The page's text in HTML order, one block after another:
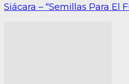
Siácara – “Semillas Para El